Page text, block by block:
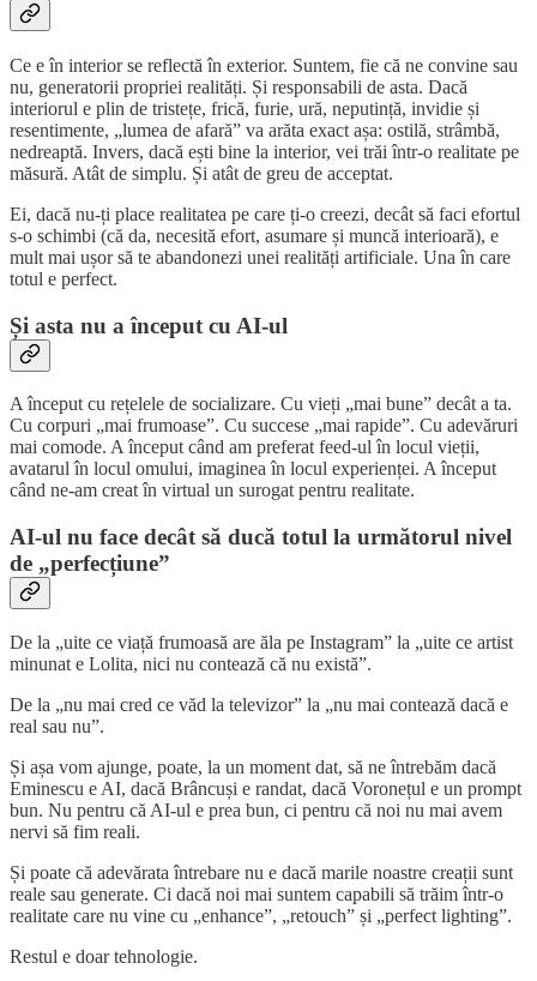
Ce e în interior se reflectă în exterior. Suntem, fie că ne convine sau
nu, generatorii propriei realități. Și responsabili de asta. Dacă
interiorul e plin de tristețe, frică, furie, ură, neputință, invidie și
resentimente, „lumea de afară” va arăta exact așa: ostilă, strâmbă,
nedreaptă. Invers, dacă ești bine la interior, vei trăi într-o realitate pe
măsură. Atât de simplu. Și atât de greu de acceptat.
Ei, dacă nu-ți place realitatea pe care ți-o creezi, decât să faci efortul
s-o schimbi (că da, necesită efort, asumare și muncă interioară), e
mult mai ușor să te abandonezi unei realități artificiale. Una în care
totul e perfect.
Și asta nu a început cu AI-ul
A început cu rețelele de socializare. Cu vieți „mai bune” decât a ta.
Cu corpuri „mai frumoase”. Cu succese „mai rapide”. Cu adevăruri
mai comode. A început când am preferat feed-ul în locul vieții,
avatarul în locul omului, imaginea în locul experienței. A început
când ne-am creat în virtual un surogat pentru realitate.
AI-ul nu face decât să ducă totul la următorul nivel
de „perfecțiune”
De la „uite ce viață frumoasă are ăla pe Instagram” la „uite ce artist
minunat e Lolita, nici nu contează că nu există”.
De la „nu mai cred ce văd la televizor” la „nu mai contează dacă e
real sau nu”.
Și așa vom ajunge, poate, la un moment dat, să ne întrebăm dacă
Eminescu e AI, dacă Brâncuși e randat, dacă Voronețul e un prompt
bun. Nu pentru că AI-ul e prea bun, ci pentru că noi nu mai avem
nervi să fim reali.
Și poate că adevărata întrebare nu e dacă marile noastre creații sunt
reale sau generate. Ci dacă noi mai suntem capabili să trăim într-o
realitate care nu vine cu „enhance”, „retouch” și „perfect lighting”.
Restul e doar tehnologie.